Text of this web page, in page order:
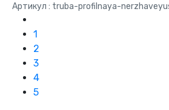
Артикул : truba-profilnaya-
1
2
3
4
5